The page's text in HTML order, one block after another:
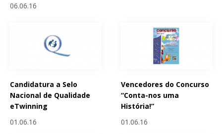
06.06.16
Candidatura a Selo
Nacional de Qualidade
eTwinning
01.06.16
Vencedores do Concurso
“Conta-nos uma
História!”
01.06.16